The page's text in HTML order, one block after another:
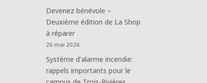
Devenez bénévole –
Deuxième édition de La Shop
à réparer
26 mai 2026
Système d’alarme incendie:
rappels importants pour le